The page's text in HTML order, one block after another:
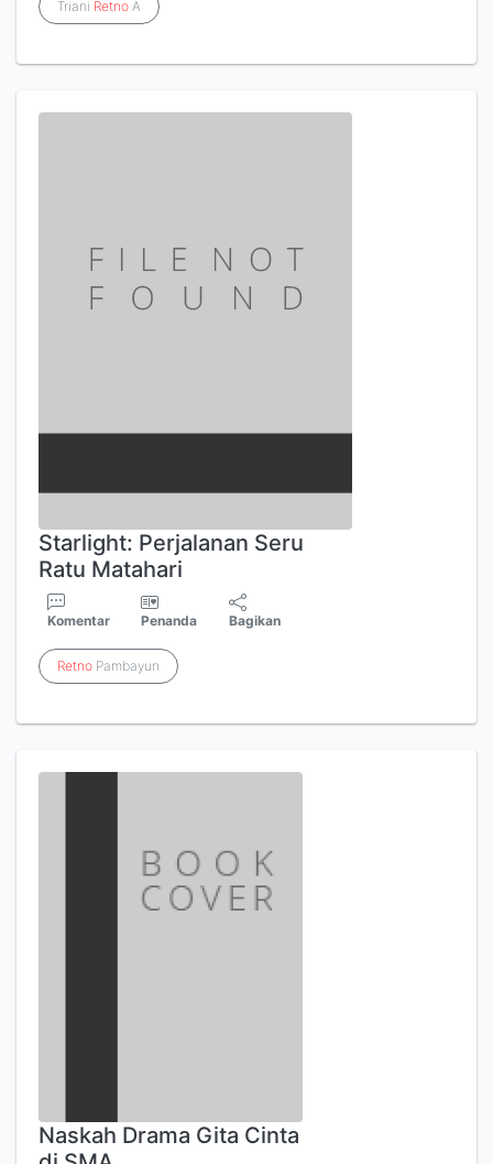
Triani Retno A
Starlight: Perjalanan Seru
Ratu Matahari
Komentar Penanda Bagikan
Retno Pambayun
Naskah Drama Gita Cinta